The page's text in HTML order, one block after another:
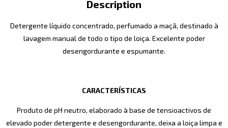
Description
Detergente líquido concentrado, perfumado a maçã, destinado à
lavagem manual de todo o tipo de loiça. Excelente poder
desengordurante e espumante.
CARACTERÍSTICAS
Produto de pH neutro, elaborado à base de tensioactivos de
elevado poder detergente e desengordurante, deixa a loiça limpa e